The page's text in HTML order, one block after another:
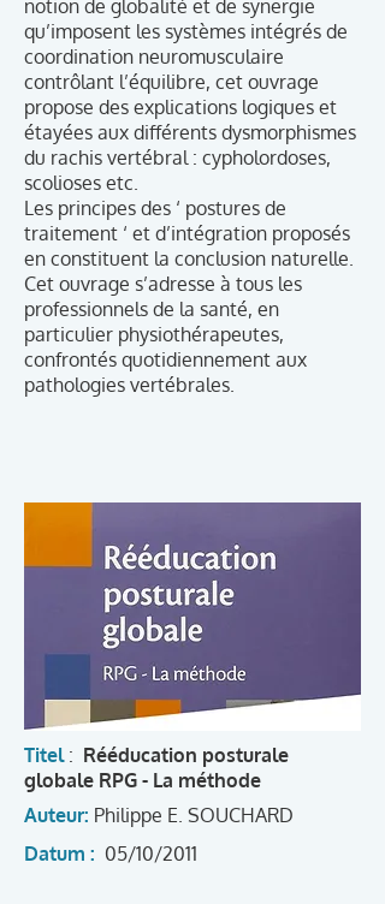
notion de globalité et de synergie
qu’imposent les systèmes intégrés de
coordination neuromusculaire
contrôlant l’équilibre, cet ouvrage
propose des explications logiques et
étayées aux différents dysmorphismes
du rachis vertébral : cypholordoses,
scolioses etc.
Les principes des ‘ postures de
traitement ‘ et d’intégration proposés
en constituent la conclusion naturelle.
Cet ouvrage s’adresse à tous les
professionnels de la santé, en
particulier physiothérapeutes,
confrontés quotidiennement aux
pathologies vertébrales.
Titel: Rééducation posturale
globale RPG - La méthode
Auteur: Philippe E. SOUCHARD
Datum : 05/10/2011